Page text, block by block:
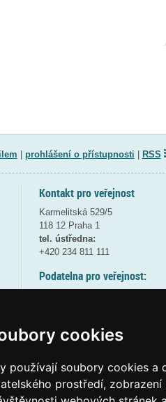
cookies
používají soubory cookies a
prostředí, zobrazení
prohlášení o přístupnosti RSS
Kontakt pro veřejnost
Karmelitská 529/5
118 12 Praha 1
tel. ústředna:
+420 234 811 111
Podatelna pro veřejnost:
(více informací
Elektronická podatelna: